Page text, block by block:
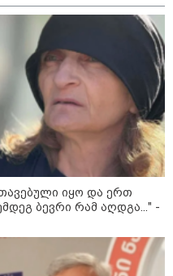
ქორწილის
შეიკრიბა
სხვა
10-08-2026
აღნიშვნისას
თამაშგარეს
გაუქმდა, ფეხბურთელმა კი
მიიღო (ვიდეო)
იყო და ერთ
ბევრი რამ აღდგა..." -